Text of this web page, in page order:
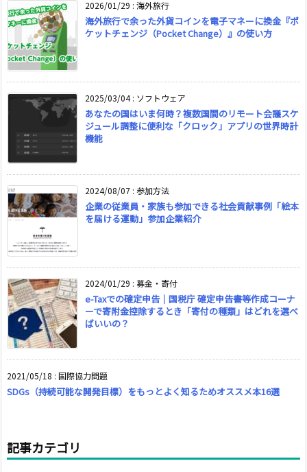
2026/01/29 : 海外旅行
海外旅行で余った外貨コインを電子マネーに換金『ポ
ケットチェンジ（Pocket Change）』の使い方
2025/03/04: ソフトウェア
あなたの国はいま何時？複数国間のリモート会議スケ
ジュール調整に便利な「クロック」アプリの世界時計
機能
2024/08/07 : 参加方法
企業の従業員・家族も参加できる社会貢献事例「絵本
を届ける運動」参加企業紹介
2024/01/29 : 募金・寄付
e-Taxでの確定申告｜国税庁 確定申告書等作成コーナ
ーで寄附金控除するとき「寄付の種類」はどれを選べ
ばいいの？
2021/05/18 : 国際協力問題
SDGs（持続可能な開発目標）をもっとよく知るためオススメ本16選
記事カテゴリ